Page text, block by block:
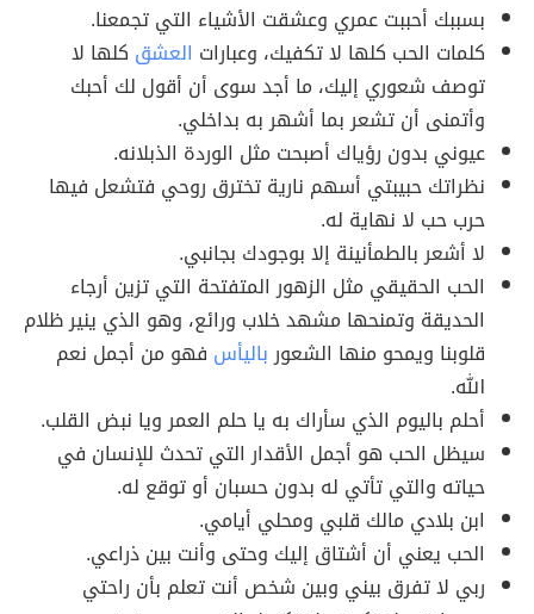
بسببك أحببت عمري وعشقت الأشياء التي تجمعنا.
كلمات الحب كلها لا تكفيك، وعبارات العشق كلها لا
توصف شعوري إليك، ما أجد سوى أن أقول لك أحبك
وأتمنى أن تشعر بما أشهر به بداخلي.
عيوني بدون رؤياك أصبحت مثل الوردة الذبلانه.
نظراتك حبيبتي أسهم نارية تخترق روحي فتشعل فيها
حرب حب لا نهاية له.
لا أشعر بالطمأنينة إلا بوجودك بجانبي.
الحب الحقيقي مثل الزهور المتفتحة التي تزين أرجاء
الحديقة وتمنحها مشهد خلاب ورائع، وهو الذي ينير ظلام
قلوبنا ويمحو منها الشعورباليأس فهو من أجمل نعم
الله.
أحلم باليوم الذي سأراك به يا حلم العمر ويا نبض القلب.
سيظل الحب هو أجمل الأقدار التي تحدث للإنسان في
حياته والتي تأتي له بدون حسبان أو توقع له.
ابن بلادي مالك قلبي ومحلي أيامي.
الحب يعني أن أشتاق إليك وحتى وأنت بين ذراعي.
ربي لا تفرق بيني وبين شخص أنت تعلم بأن راحتي